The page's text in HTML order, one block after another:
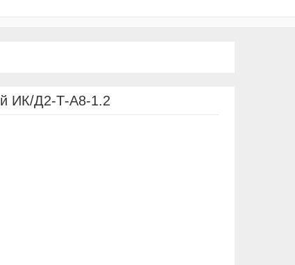
ИК/Д2-Т-А8-1.2